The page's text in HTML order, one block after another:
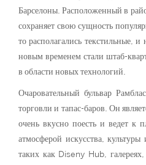
Барселоны. Расположенный в
сохраняет свою сущность
то располагались текстильные,
новым временем стали штаб-
в области новых технологий.
Очаровательный бульвар
торговли и тапас-баров. Он
очень вкусно поесть и ведет к
атмосферой искусства, культуры
таких как Diseny Hub,